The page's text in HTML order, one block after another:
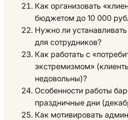
Как организовать
бюджетом до 10 000
Нужно ли
для сотрудников?
Как работать с
экстремизмом»
недовольны)?
Особенности работы
праздничные дни
Как мотивировать